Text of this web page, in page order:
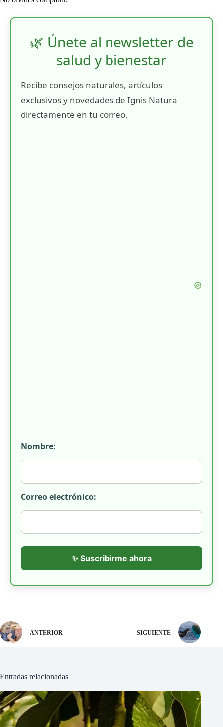
🌿 Únete al newsletter de
salud y bienestar
Recibe consejos naturales, artículos
exclusivos y novedades de Ignis Natura
directamente en tu correo.
Nombre:
Correo electrónico:
✨ Suscribirme ahora
ANTERIOR SIGUIENTE
Entradas relacionadas